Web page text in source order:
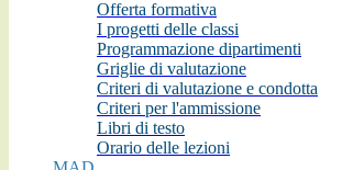
Offerta formativa
I progetti delle classi
Programmazione dipartimenti
Griglie di valutazione
Criteri di valutazione e condotta
Criteri per l'ammissione
Libri di testo
Orario delle lezioni